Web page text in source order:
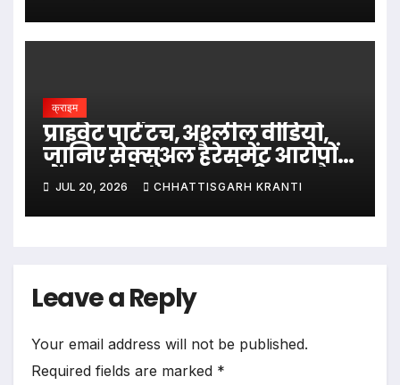
क्राइम
प्राइवेट पार्ट टच, अश्लील वीडियो,
जानिए सेक्सुअल हैरेसमेंट आरोपों
में बुरा फंसे उदय कृष्ण रेड्डी IPS कौन
JUL 20, 2026 CHHATTISGARH KRANTI
Leave a Reply
Your email address will not be published.
Required fields are marked *